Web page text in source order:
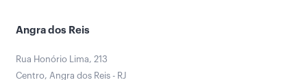
Angra dos Reis
Rua Honório Lima, 213
Centro, Angra dos Reis - RJ